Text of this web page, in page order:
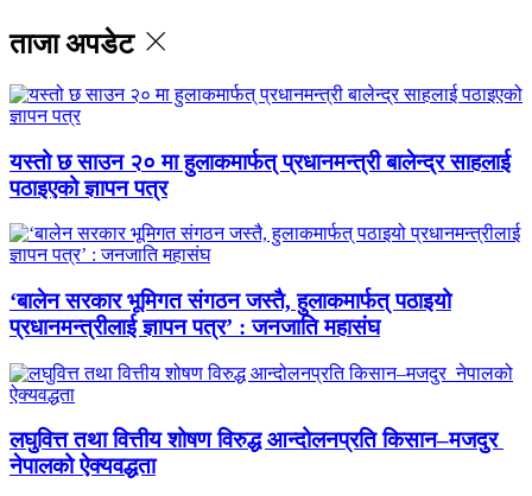
ताजा अपडेट
यस्तो छ साउन २० मा हुलाकमार्फत् प्रधानमन्त्री बालेन्द्र साहलाई
पठाइएको ज्ञापन पत्र
‘बालेन सरकार भूमिगत संगठन जस्तै, हुलाकमार्फत् पठाइयो
प्रधानमन्त्रीलाई ज्ञापन पत्र’ : जनजाति महासंघ
लघुवित्त तथा वित्तीय शोषण विरुद्ध आन्दोलनप्रति किसान–मजदुर
नेपालको ऐक्यवद्धता